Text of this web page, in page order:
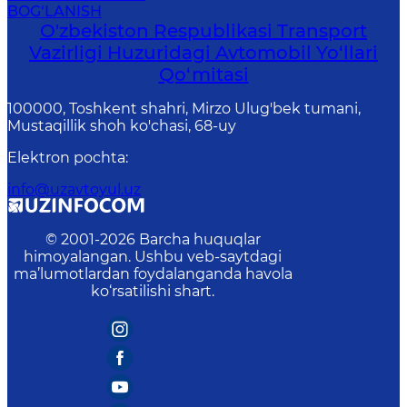
BOG‘LANISH
O'zbekiston Respublikasi Transport
Vazirligi Huzuridagi Avtomobil Yo‘llari
Qo‘mitasi
100000, Toshkent shahri, Mirzo Ulug'bek tumani,
Mustaqillik shoh ko'chasi, 68-uy
Elektron pochta:
info@uzavtoyul.uz
© 2001-2026 Barcha huquqlar
himoyalangan. Ushbu veb-saytdagi
ma’lumotlardan foydalanganda havola
ko‘rsatilishi shart.